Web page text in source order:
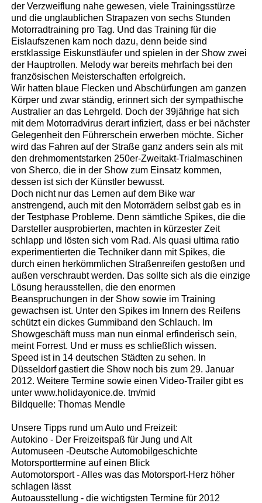
der Verzweiflung nahe gewesen, viele Trainingsstürze
und die unglaublichen Strapazen von sechs Stunden
Motorradtraining pro Tag. Und das Training für die
Eislaufszenen kam noch dazu, denn beide sind
erstklassige Eiskunstläufer und spielen in der Show zwei
der Hauptrollen. Melody war bereits mehrfach bei den
französischen Meisterschaften erfolgreich.
Wir hatten blaue Flecken und Abschürfungen am ganzen
Körper und zwar ständig, erinnert sich der sympathische
Australier an das Lehrgeld. Doch der 39jährige hat sich
mit dem Motorradvirus derart infiziert, dass er bei nächster
Gelegenheit den Führerschein erwerben möchte. Sicher
wird das Fahren auf der Straße ganz anders sein als mit
den drehmomentstarken 250er-Zweitakt-Trialmaschinen
von Sherco, die in der Show zum Einsatz kommen,
dessen ist sich der Künstler bewusst.
Doch nicht nur das Lernen auf dem Bike war
anstrengend, auch mit den Motorrädern selbst gab es in
der Testphase Probleme. Denn sämtliche Spikes, die die
Darsteller ausprobierten, machten in kürzester Zeit
schlapp und lösten sich vom Rad. Als quasi ultima ratio
experimentierten die Techniker dann mit Spikes, die
durch einen herkömmlichen Straßenreifen gestoßen und
außen verschraubt werden. Das sollte sich als die einzige
Lösung herausstellen, die den enormen
Beanspruchungen in der Show sowie im Training
gewachsen ist. Unter den Spikes im Innern des Reifens
schützt ein dickes Gummiband den Schlauch. Im
Showgeschäft muss man nun einmal erfinderisch sein,
meint Forrest. Und er muss es schließlich wissen.
Speed ist in 14 deutschen Städten zu sehen. In
Düsseldorf gastiert die Show noch bis zum 29. Januar
2012. Weitere Termine sowie einen Video-Trailer gibt es
unter www.holidayonice.de. tm/mid
Bildquelle: Thomas Mendle
Unsere Tipps rund um Auto und Freizeit:
Autokino - Der Freizeitspaß für Jung und Alt
Automuseen -Deutsche Automobilgeschichte
Motorsporttermine auf einen Blick
Automotorsport - Alles was das Motorsport-Herz höher
schlagen lässt
Autoausstellung - die wichtigsten Termine für 2012